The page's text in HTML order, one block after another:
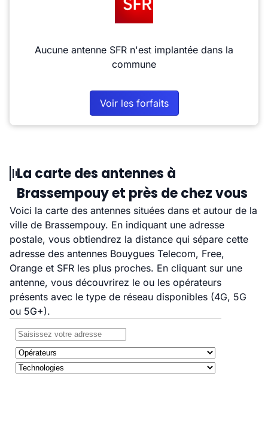
Aucune antenne SFR n'est implantée dans la
commune
Voir les forfaits
La carte des antennes à
Brassempouy et près de chez vous
Voici la carte des antennes situées dans et autour de la
ville de Brassempouy. En indiquant une adresse
postale, vous obtiendrez la distance qui sépare cette
adresse des antennes Bouygues Telecom, Free,
Orange et SFR les plus proches. En cliquant sur une
antenne, vous découvrirez le ou les opérateurs
présents avec le type de réseau disponibles (4G, 5G
ou 5G+).